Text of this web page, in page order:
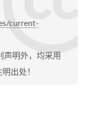
current-
声明外，均采用
出处！